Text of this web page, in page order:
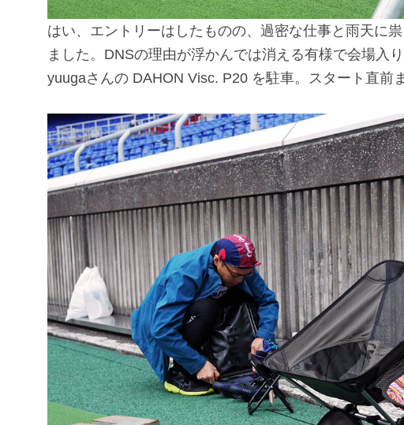
はい、エントリーはしたものの、過密な仕事と雨天に
ました。DNSの理由が浮かんでは消える有様で会場入
yuugaさんの DAHON Visc. P20 を駐車。スタート直